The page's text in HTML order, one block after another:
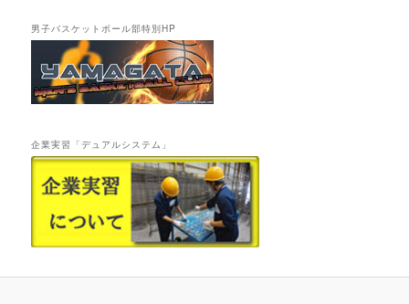
男子バスケットボール部特別HP
企業実習「デュアルシステム」